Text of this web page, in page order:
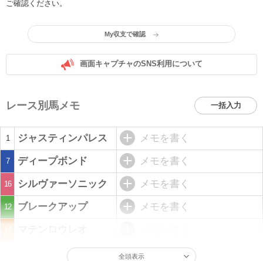
ご確認ください。
My収支で確認
画面キャプチャのSNS利用について
レース別馬メモ 一括入力
1 ジャスティンパレス メモを書く
7 ディープボンド メモを書く
16 シルヴァーソニック メモを書く
12 ブレークアップ メモを書く
全頭表示